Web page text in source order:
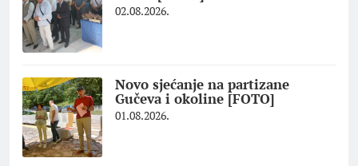
02.08.2026.
Novo sjećanje na partizane
Gučeva i okoline [FOTO]
01.08.2026.